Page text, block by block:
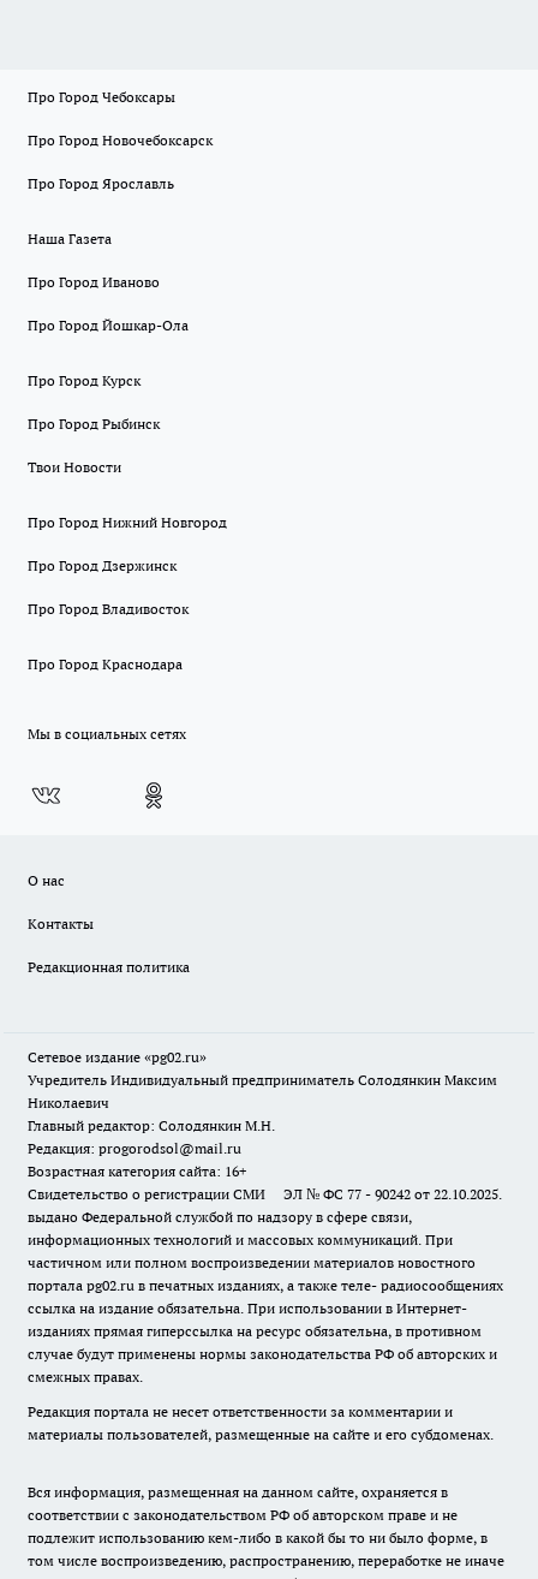
Про Город Чебоксары
Про Город Новочебоксарск
Про Город Ярославль
Наша Газета
Про Город Иваново
Про Город Йошкар-Ола
Про Город Курск
Про Город Рыбинск
Твои Новости
Про Город Нижний Новгород
Про Город Дзержинск
Про Город Владивосток
Про Город Краснодара
Мы в социальных сетях
О нас
Контакты
Редакционная политика
Сетевое издание «pg02.ru»
Учредитель Индивидуальный предприниматель Солодянкин Максим
Николаевич
Главный редактор: Солодянкин М.Н.
Редакция: progorodsol@mail.ru
Возрастная категория сайта: 16+
Свидетельство о регистрации СМИ ЭЛ № ФС 77 - 90242 от 22.10.2025.
выдано Федеральной службой по надзору в сфере связи,
информационных технологий и массовых коммуникаций. При
частичном или полном воспроизведении материалов новостного
портала pg02.ru в печатных изданиях, а также теле- радиосообщениях
ссылка на издание обязательна. При использовании в Интернет-
изданиях прямая гиперссылка на ресурс обязательна, в противном
случае будут применены нормы законодательства РФ об авторских и
смежных правах.
Редакция портала не несет ответственности за комментарии и
материалы пользователей, размещенные на сайте и его субдоменах.
Вся информация, размещенная на данном сайте, охраняется в
соответствии с законодательством РФ об авторском праве и не
подлежит использованию кем-либо в какой бы то ни было форме, в
том числе воспроизведению, распространению, переработке не иначе